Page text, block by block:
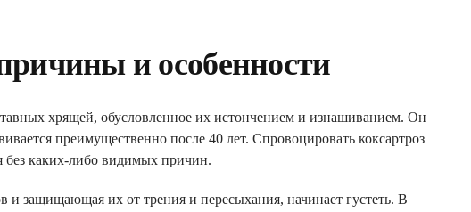
и особенности
хрящей, обусловленное их истончением и изнашиванием. Он
преимущественно после 40 лет. Спровоцировать коксартроз
без каких-либо видимых причин.
и защищающая их от трения и пересыхания, начинает густеть. В